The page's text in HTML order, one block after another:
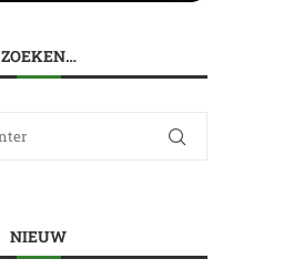
ZOEKEN…
NIEUW